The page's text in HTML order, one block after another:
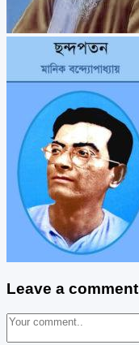
Leave a comment